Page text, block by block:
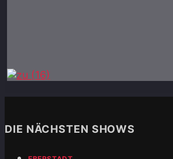
DIE NÄCHSTEN SHOWS